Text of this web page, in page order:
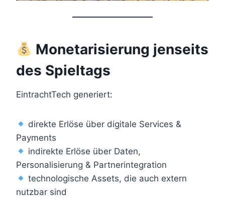
Monetarisierung jenseits
des Spieltags
EintrachtTech generiert:
direkte Erlöse über digitale Services &
Payments
indirekte Erlöse über Daten,
Personalisierung & Partnerintegration
technologische Assets, die auch extern
nutzbar sind